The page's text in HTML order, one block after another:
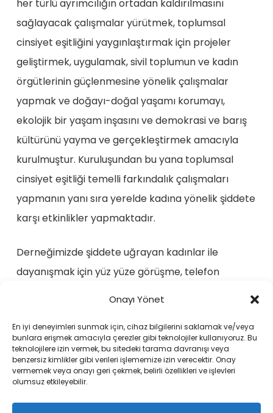
Onayı Yönet
En iyi deneyimleri sunmak için, cihaz bilgilerini saklamak ve/veya
bunlara erişmek amacıyla çerezler gibi teknolojiler kullanıyoruz. Bu
teknolojilere izin vermek, bu sitedeki tarama davranışı veya
benzersiz kimlikler gibi verileri işlememize izin verecektir. Onay
vermemek veya onayı geri çekmek, belirli özellikleri ve işlevleri
olumsuz etkileyebilir.
her türlü ayrımcılığın ortadan kaldırılmasını
sağlayacak çalışmalar yürütmek, toplumsal
cinsiyet eşitliğini yaygınlaştırmak için projeler
geliştirmek, uygulamak, sivil toplumun ve kadın
örgütlerinin güçlenmesine yönelik çalışmalar
yapmak ve doğayı-doğal yaşamı korumayı,
ekolojik bir yaşam inşasını ve demokrasi ve barış
kültürünü yayma ve gerçekleştirmek amacıyla
kurulmuştur. Kuruluşundan bu yana toplumsal
cinsiyet eşitliği temelli farkındalık çalışmaları
yapmanın yanı sıra yerelde kadına yönelik şiddete
karşı etkinlikler yapmaktadır.
Derneğimizde şiddete uğrayan kadınlar ile
dayanışmak için yüz yüze görüşme, telefon
yönlendirme ve takibi yapılmaktadır.